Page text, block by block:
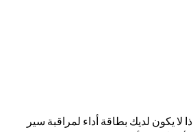
يكون لديك بطاقة أداء لمراقبة سير